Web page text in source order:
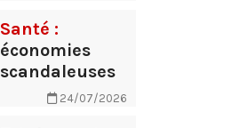
Santé :
économies
scandaleuses
24/07/2026